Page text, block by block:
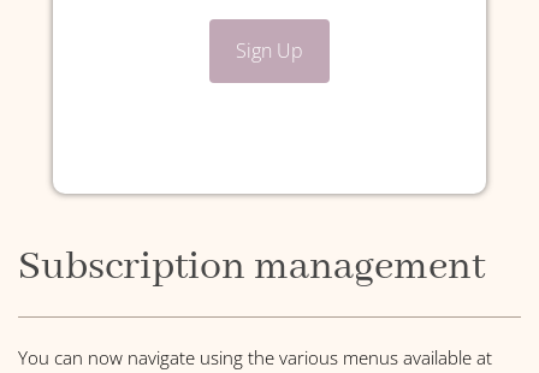
Sign Up
Subscription management
You can now navigate using the various menus available at